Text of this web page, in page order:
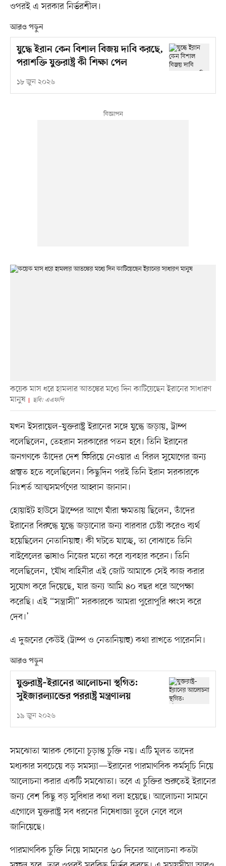
ওপরই এ সরকার নির্ভরশীল।
আরও পড়ুন
যুদ্ধে ইরান কেন বিশাল বিজয় দাবি করছে,
পরাশক্তি যুক্তরাষ্ট্র কী শিক্ষা পেল
১৮ জুন ২০২৬
কয়েক মাস ধরে হামলার আতঙ্কের মধ্যে দিন কাটিয়েছেন ইরানের সাধারণ
মানুষ
ছবি: এএফপি
যখন ইসরায়েল–যুক্তরাষ্ট্র ইরানের সঙ্গে যুদ্ধে জড়ায়, ট্রাম্প
বলেছিলেন, তেহরান সরকারের পতন হবে। তিনি ইরানের
জনগণকে তাঁদের দেশ ফিরিয়ে নেওয়ার এ বিরল সুযোগের জন্য
প্রস্তুত হতে বলেছিলেন। কিছুদিন পরই তিনি ইরান সরকারকে
নিঃশর্ত আত্মসমর্পণের আহ্বান জানান।
হোয়াইট হাউসে ট্রাম্পের আগে যাঁরা ক্ষমতায় ছিলেন, তাঁদের
ইরানের বিরুদ্ধে যুদ্ধে জড়ানোর জন্য বারবার চেষ্টা করেও ব্যর্থ
হয়েছিলেন নেতানিয়াহু। কী ঘটতে যাচ্ছে, তা বোঝাতে তিনি
বাইবেলের ভাষাও নিজের মতো করে ব্যবহার করেন। তিনি
বলেছিলেন, ‘যৌথ বাহিনীর এই জোট আমাকে সেই কাজ করার
সুযোগ করে দিয়েছে, যার জন্য আমি ৪০ বছর ধরে অপেক্ষা
করেছি। এই “সন্ত্রাসী” সরকারকে আমরা পুরোপুরি ধ্বংস করে
দেব।’
এ দুজনের কেউই (ট্রাম্প ও নেতানিয়াহু) কথা রাখতে পারেননি।
আরও পড়ুন
যুক্তরাষ্ট্র–ইরানের আলোচনা স্থগিত:
সুইজারল্যান্ডের পররাষ্ট্র মন্ত্রণালয়
১৯ জুন ২০২৬
সমঝোতা স্মারক কোনো চূড়ান্ত চুক্তি নয়। এটি মূলত তাদের
মধ্যকার সবচেয়ে বড় সমস্যা—ইরানের পারমাণবিক কর্মসূচি নিয়ে
আলোচনা করার একটি সমঝোতা। তবে এ চুক্তির শুরুতেই ইরানের
জন্য বেশ কিছু বড় সুবিধার কথা বলা হয়েছে। আলোচনা সামনে
এগোলে যুক্তরাষ্ট্র সব ধরনের নিষেধাজ্ঞা তুলে নেবে বলে
জানিয়েছে।
পারমাণবিক চুক্তি নিয়ে সামনের ৬০ দিনের আলোচনা কতটা